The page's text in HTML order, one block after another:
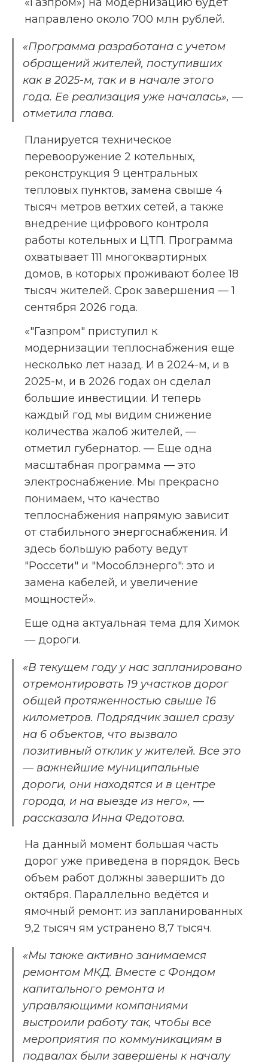
направлено около 700 млн рублей.
«Программа разработана с учетом
обращений жителей, поступивших
как в 2025-м, так и в начале этого
года. Ее реализация уже началась», —
отметила глава.
Планируется техническое
перевооружение 2 котельных,
реконструкция 9 центральных
тепловых пунктов, замена свыше 4
тысяч метров ветхих сетей, а также
внедрение цифрового контроля
работы котельных и ЦТП. Программа
охватывает 111 многоквартирных
домов, в которых проживают более 18
тысяч жителей. Срок завершения — 1
сентября 2026 года.
«"Газпром" приступил к
модернизации теплоснабжения еще
несколько лет назад. И в 2024-м, и в
2025-м, и в 2026 годах он сделал
большие инвестиции. И теперь
каждый год мы видим снижение
количества жалоб жителей, —
отметил губернатор. — Еще одна
масштабная программа — это
электроснабжение. Мы прекрасно
понимаем, что качество
теплоснабжения напрямую зависит
от стабильного энергоснабжения. И
здесь большую работу ведут
"Россети" и "Мособлэнерго": это и
замена кабелей, и увеличение
мощностей».
Еще одна актуальная тема для Химок
— дороги.
«В текущем году у нас запланировано
отремонтировать 19 участков дорог
общей протяженностью свыше 16
километров. Подрядчик зашел сразу
на 6 объектов, что вызвало
позитивный отклик у жителей. Все это
— важнейшие муниципальные
дороги, они находятся и в центре
города, и на выезде из него», —
рассказала Инна Федотова.
На данный момент большая часть
дорог уже приведена в порядок. Весь
объем работ должны завершить до
октября. Параллельно ведётся и
ямочный ремонт: из запланированных
9,2 тысяч ям устранено 8,7 тысяч.
«Мы также активно занимаемся
ремонтом МКД. Вместе с Фондом
капитального ремонта и
управляющими компаниями
выстроили работу так, чтобы все
мероприятия по коммуникациям в
подвалах были завершены к началу